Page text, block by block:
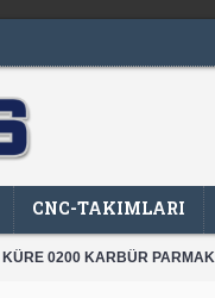
CNC-TAKIMLARI
KÜRE 0200 KARBÜR